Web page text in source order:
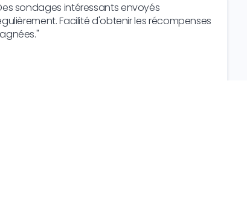
sondages intéressants envoyés
Facilité d'obtenir les récompenses